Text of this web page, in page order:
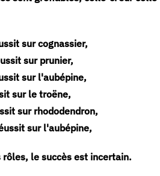
sur cognassier,
sur prunier,
sur l'aubépine,
sur le troëne,
sur rhododendron,
sur l'aubépine,
rôles, le succès est incertain.